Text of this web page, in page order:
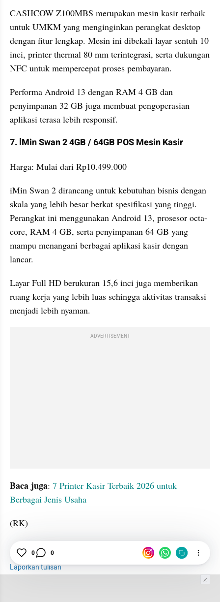
CASHCOW Z100MBS merupakan mesin kasir terbaik
untuk UMKM yang menginginkan perangkat desktop
dengan fitur lengkap. Mesin ini dibekali layar sentuh 10
inci, printer thermal 80 mm terintegrasi, serta dukungan
NFC untuk mempercepat proses pembayaran.
Performa Android 13 dengan RAM 4 GB dan
penyimpanan 32 GB juga membuat pengoperasian
aplikasi terasa lebih responsif.
7. İMin Swan 2 4GB / 64GB POS Mesin Kasir
Harga: Mulai dari Rp10.499.000
iMin Swan 2 dirancang untuk kebutuhan bisnis dengan
skala yang lebih besar berkat spesifikasi yang tinggi.
Perangkat ini menggunakan Android 13, prosesor octa-
core, RAM 4 GB, serta penyimpanan 64 GB yang
mampu menangani berbagai aplikasi kasir dengan
lancar.
Layar Full HD berukuran 15,6 inci juga memberikan
ruang kerja yang lebih luas sehingga aktivitas transaksi
menjadi lebih nyaman.
ADVERTISEMENT
Baca juga: 7 Printer Kasir Terbaik 2026 untuk
Berbagai Jenis Usaha
(RK)
Mesin Rekomendasi
Laporkan tulisan
0 0